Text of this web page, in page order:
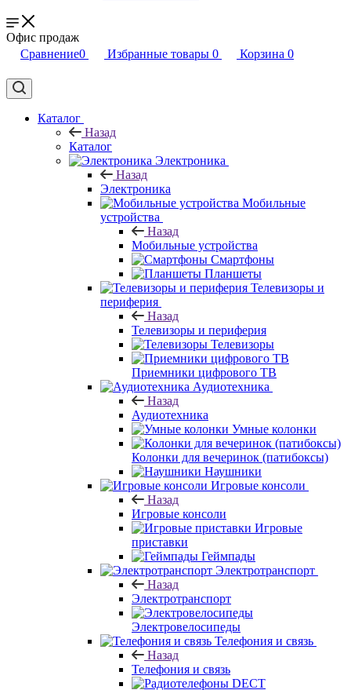
Офис продаж
Сравнение0 Избранные товары 0 Корзина 0
Каталог
Назад
Каталог
Электроника
Назад
Электроника
Мобильные
устройства
Назад
Мобильные устройства
Смартфоны
Планшеты
Телевизоры и
периферия
Назад
Телевизоры и периферия
Телевизоры
Приемники цифрового ТВ
Аудиотехника
Назад
Аудиотехника
Умные колонки
Колонки для вечеринок (патибоксы)
Наушники
Игровые консоли
Назад
Игровые консоли
Игровые
приставки
Геймпады
Электротранспорт
Назад
Электротранспорт
Электровелосипеды
Телефония и связь
Назад
Телефония и связь